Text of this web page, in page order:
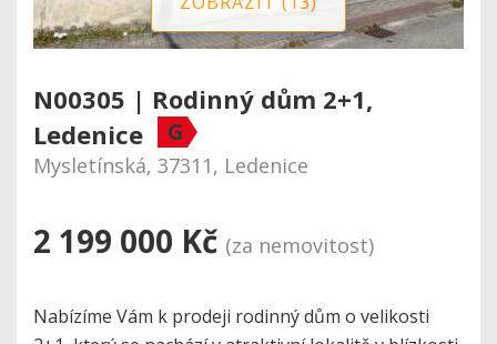
N00305 | Rodinný dům 2+1,
Ledenice
G
Mysletínská, 37311, Ledenice
2 199 000 Kč (za nemovitost)
Nabízíme Vám k prodeji rodinný dům o velikosti